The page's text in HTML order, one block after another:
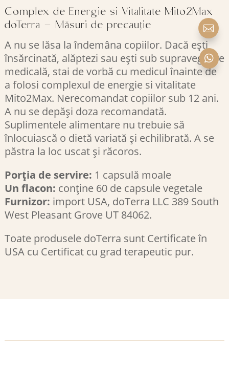
Complex de Energie si Vitalitate Mito2Max
doTerra – Măsuri de precauție
A nu se lăsa la îndemâna copiilor. Dacă ești
însărcinată, alăptezi sau ești sub supraveghere
medicală, stai de vorbă cu medicul înainte de
a folosi complexul de energie si vitalitate
Mito2Max. Nerecomandat copiilor sub 12 ani.
A nu se depăși doza recomandată.
Suplimentele alimentare nu trebuie să
înlocuiască o dietă variată și echilibrată. A se
păstra la loc uscat și răcoros.
Porția de servire: 1 capsulă moale
Un flacon: conține 60 de capsule vegetale
Furnizor: import USA, doTerra LLC 389 South
West Pleasant Grove UT 84062.
Toate produsele doTerra sunt Certificate în
USA cu Certificat cu grad terapeutic pur.

